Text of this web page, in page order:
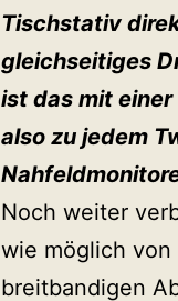
Tischstativ
gleichseitiges
ist das mit
also zu jedem
Noch weiter
wie möglich
breitbandigen